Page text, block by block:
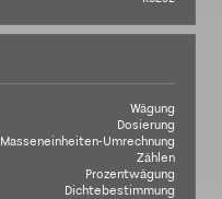
Wägung
Dosierung
Masseneinheiten-Umrechnung
Zählen
Prozentwägung
Dichtebestimmung